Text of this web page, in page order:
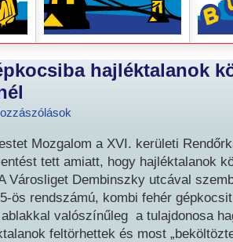
hajléktalanok
Mozgalom a XVI. kerületi
tett amiatt, hogy hajléktalanok
Városliget Dembinszky utcával
ös rendszámú, kombi fehér
valószínűleg a tulajdonosa
feltörhettek és most